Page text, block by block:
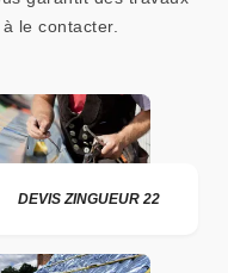
le contacter.
DEVIS ZINGUEUR 22